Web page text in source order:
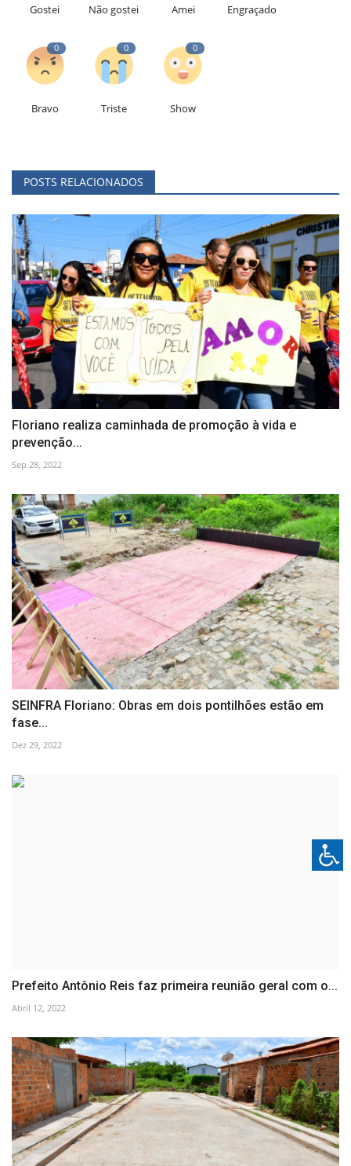
Gostei Não gostei Amei Engraçado
0
Bravo
0
Triste
0
Show
POSTS RELACIONADOS
Floriano realiza caminhada de promoção à vida e
prevenção...
Sep 28, 2022
SEINFRA Floriano: Obras em dois pontilhões estão em
fase...
Dez 29, 2022
Prefeito Antônio Reis faz primeira reunião geral com o...
Abril 12, 2022